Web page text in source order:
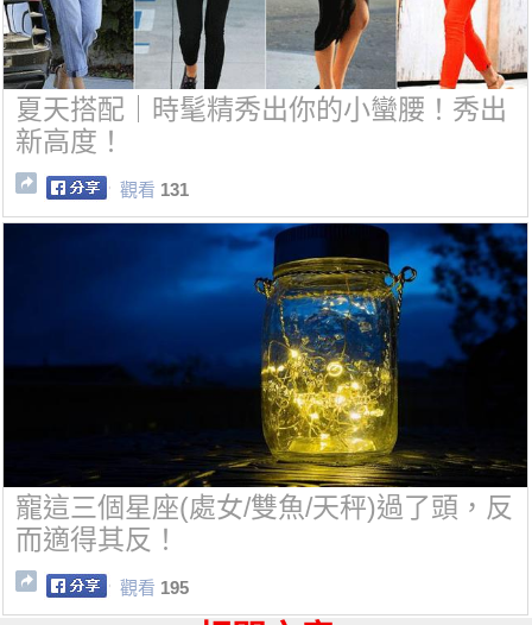
夏天搭配｜時髦精秀出你的小蠻腰！秀出
新高度！
觀看 131
寵這三個星座(處女/雙魚/天秤)過了頭，反
而適得其反！
觀看 195